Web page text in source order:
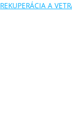
REKUPERÁCIA A